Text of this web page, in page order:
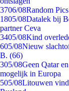
3706/08Random
1805/08Datalek bij
partner Ceva
3405/08Kind
605/08Nieuw
B. (66)
305/08Geen Qatar
mogelijk in Europa
505/08Litouwen